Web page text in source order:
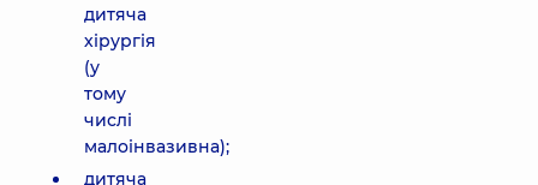
дитяча
хірургія
(у
тому
числі
малоінвазивна);
дитяча